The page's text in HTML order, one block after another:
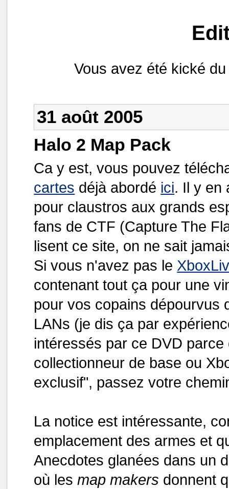
Vous avez été kické
31 août 2005
Halo 2 Map Pack
Ca y est, vous pouvez
cartes déjà abordé ici. Il y en
pour claustros aux grands
fans de CTF (Capture The
lisent ce site, on ne sait
Si vous n'avez pas le
contenant tout ça pour une
pour vos copains dépourvus
LANs (je dis ça par
intéressés par ce DVD
collectionneur de base ou
exclusif", passez votre
La notice est intéressante,
emplacement des armes et
Anecdotes glanées dans un
où lesmap makers donnent